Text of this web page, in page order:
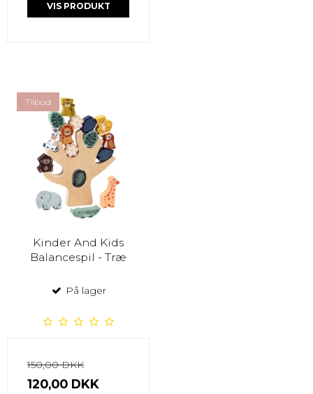
VIS PRODUKT
Tilbud
Kinder And Kids
Balancespil - Træ
På lager
150,00 DKK
120,00 DKK